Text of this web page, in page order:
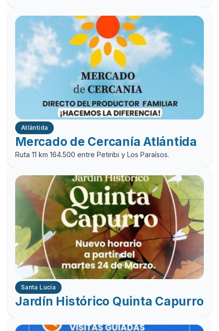
Atlántida
Mercado de Cercanía Atlántida
Ruta 11 km 164.500 entre Petiribi y Los Paraísos.
Santa Lucía
Jardín Histórico Quinta Capurro